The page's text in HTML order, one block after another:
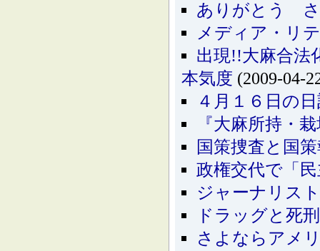
ありがとう
メディア・リ
出現!!大麻合法
本気度 (2009-04-
４月１６日の
『大麻所持・
国策捜査と国
政権交代で「
ジャーナリス
ドラッグと死
さよならアメ